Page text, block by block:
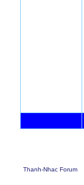
Thanh-Nhac Forum